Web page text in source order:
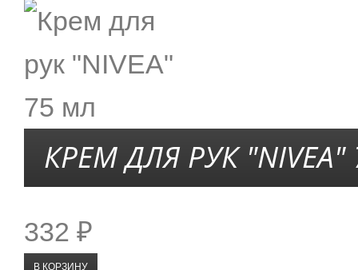
КРЕМ ДЛЯ РУК
332 ₽